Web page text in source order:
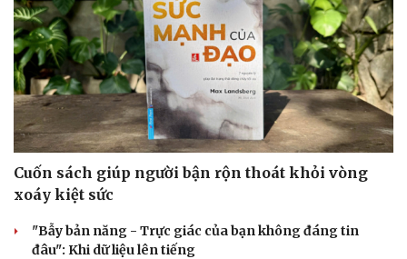
Văn hóa
Cuốn sách giúp người bận rộn thoát khỏi vòng
xoáy kiệt sức
"Bẫy bản năng - Trực giác của bạn không đáng tin
đâu": Khi dữ liệu lên tiếng